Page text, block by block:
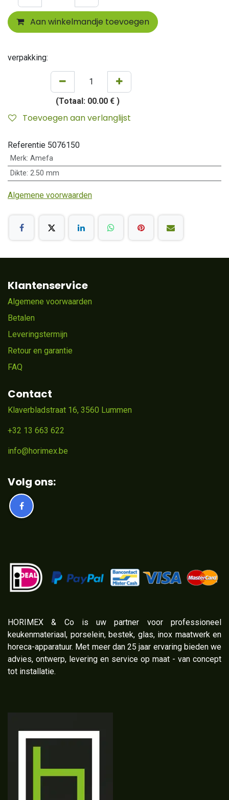
Aan winkelmandje toevoegen
verpakking:
(Totaal: 00.00 € )
Toevoegen aan verlanglijst
Referentie 5076150
Merk: Amefa
Dikte: 2.50 mm
Algemene voorwaarden
Klantenservice
Algemene voorwaarden
Betalen
Leveringstermijn
Retour en garantie
FAQ
Contact
Klaverbladstraat 16, 3560 Lummen
+32 13 663 622
info@horimex.be
Volg ons:
​HORIMEX & Co is uw partner voor professioneel
keukenmateriaal, porselein, bestek, glas, inox maatwerk en
horeca-apparatuur. Met meer dan 25 jaar ervaring bieden we
advies, ontwerp, levering en service op maat - van concept
tot installatie.